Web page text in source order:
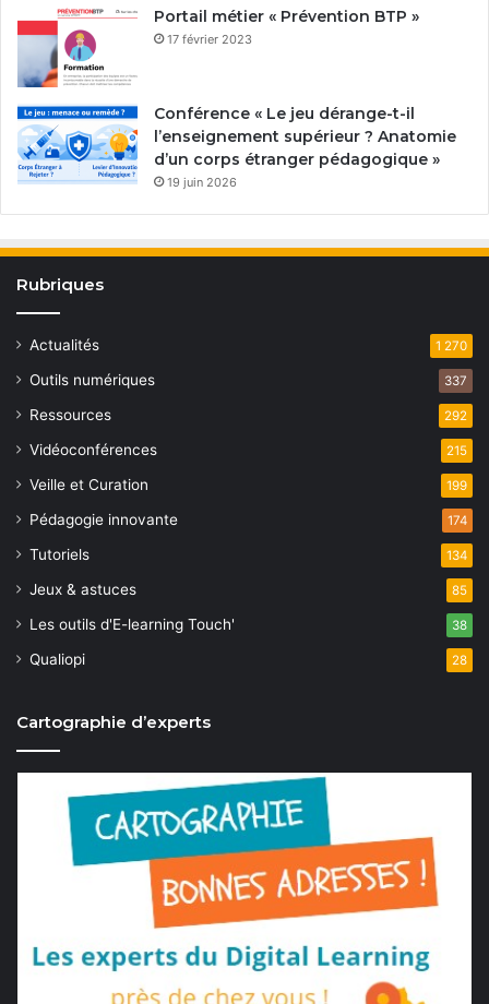
Portail métier « Prévention BTP »
17 février 2023
Conférence « Le jeu dérange-t-il
l’enseignement supérieur ? Anatomie
d’un corps étranger pédagogique »
19 juin 2026
Rubriques
Actualités 1 270
Outils numériques 337
Ressources 292
Vidéoconférences 215
Veille et Curation 199
Pédagogie innovante 174
Tutoriels 134
Jeux & astuces 85
Les outils d'E-learning Touch' 38
Qualiopi 28
Cartographie d’experts